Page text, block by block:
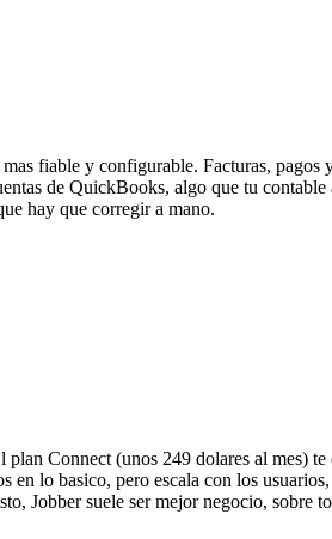
fiable y configurable. Facturas,
de QuickBooks, algo que tu
hay que corregir a mano.
Connect (unos 249 dolares al mes)
lo basico, pero escala con los
Jobber suele ser mejor negocio, sobre